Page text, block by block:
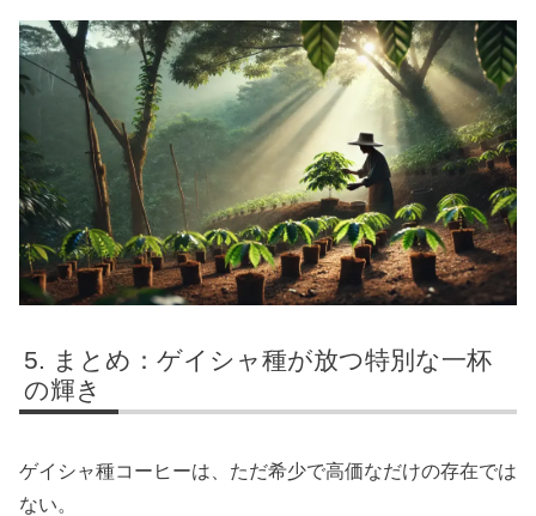
まとめ：ゲイシャ種が放つ特別な一杯
の輝き
ゲイシャ種コーヒーは、ただ希少で高価なだけの存在では
ない。